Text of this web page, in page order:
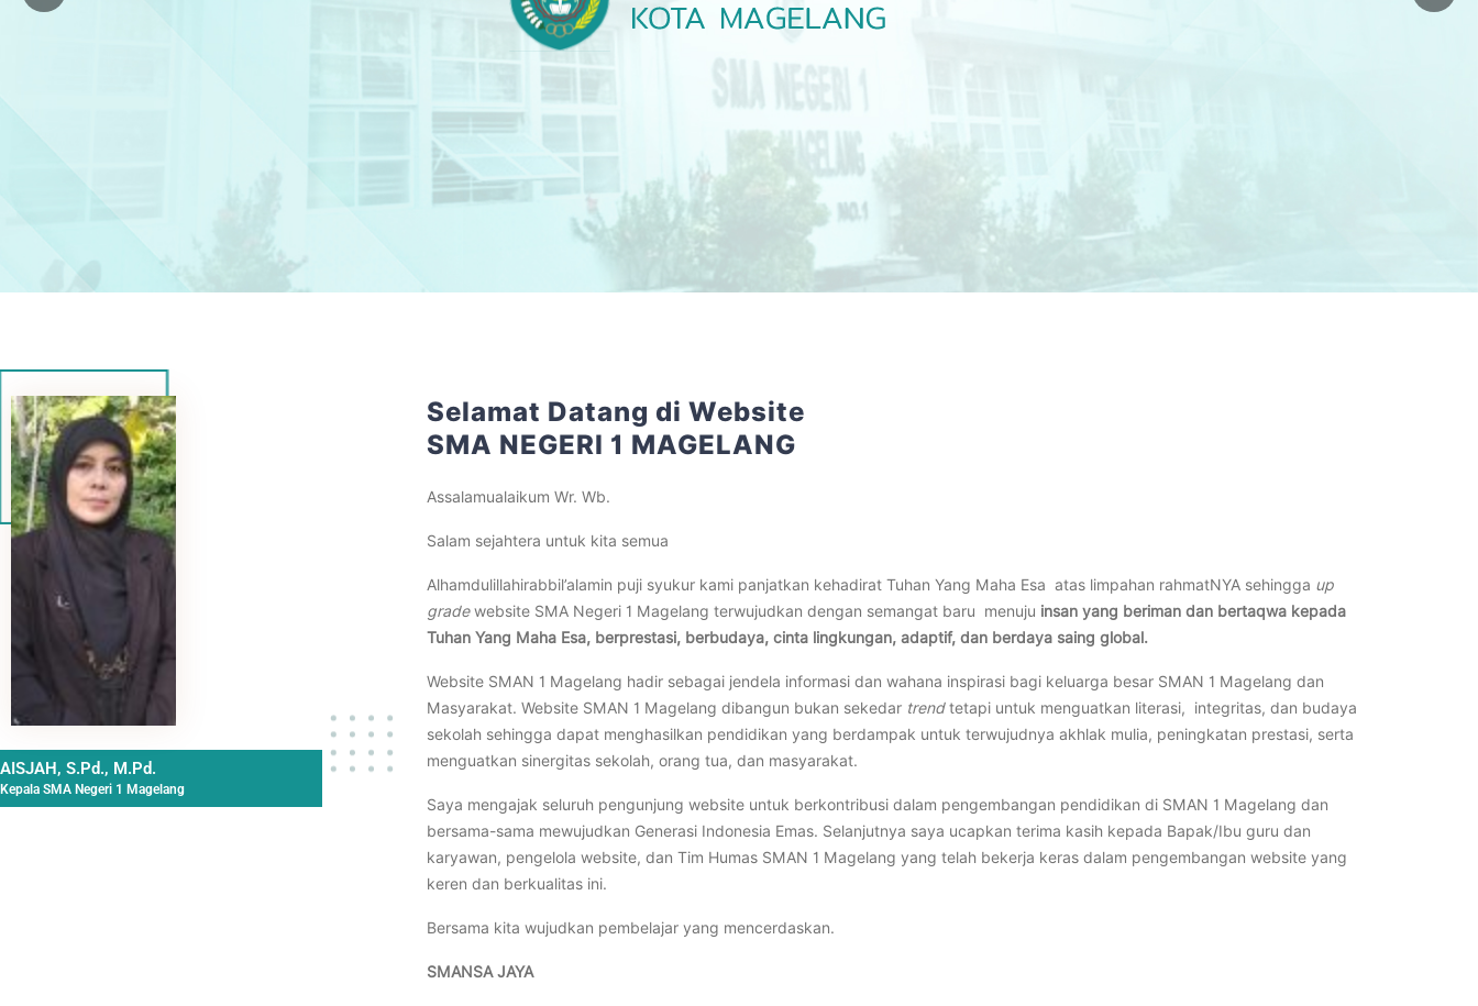
AISJAH, S.Pd., M.Pd.
Kepala SMA Negeri 1 Magelang
Selamat Datang di Website
SMA NEGERI 1 MAGELANG
Assalamualaikum Wr. Wb.
Salam sejahtera untuk kita semua
Alhamdulillahirabbil’alamin puji syukur kami panjatkan kehadirat Tuhan Yang Maha Esa atas limpahan rahmatNYA sehingga up
gradewebsite SMA Negeri 1 Magelang terwujudkan dengan semangat baru menuju insan yang beriman dan bertaqwa kepada
Tuhan Yang Maha Esa, berprestasi, berbudaya, cinta lingkungan, adaptif, dan berdaya saing global.
Website SMAN 1 Magelang hadir sebagai jendela informasi dan wahana inspirasi bagi keluarga besar SMAN 1 Magelang dan
Masyarakat. Website SMAN 1 Magelang dibangun bukan sekedar trendtetapi untuk menguatkan literasi, integritas, dan budaya
sekolah sehingga dapat menghasilkan pendidikan yang berdampak untuk terwujudnya akhlak mulia, peningkatan prestasi, serta
menguatkan sinergitas sekolah, orang tua, dan masyarakat.
Saya mengajak seluruh pengunjung website untuk berkontribusi dalam pengembangan pendidikan di SMAN 1 Magelang dan
bersama-sama mewujudkan Generasi Indonesia Emas. Selanjutnya saya ucapkan terima kasih kepada Bapak/Ibu guru dan
karyawan, pengelola website, dan Tim Humas SMAN 1 Magelang yang telah bekerja keras dalam pengembangan website yang
keren dan berkualitas ini.
Bersama kita wujudkan pembelajar yang mencerdaskan.
SMANSA JAYA